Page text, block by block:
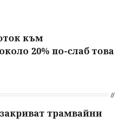
към
20% по-слаб това
трамвайни